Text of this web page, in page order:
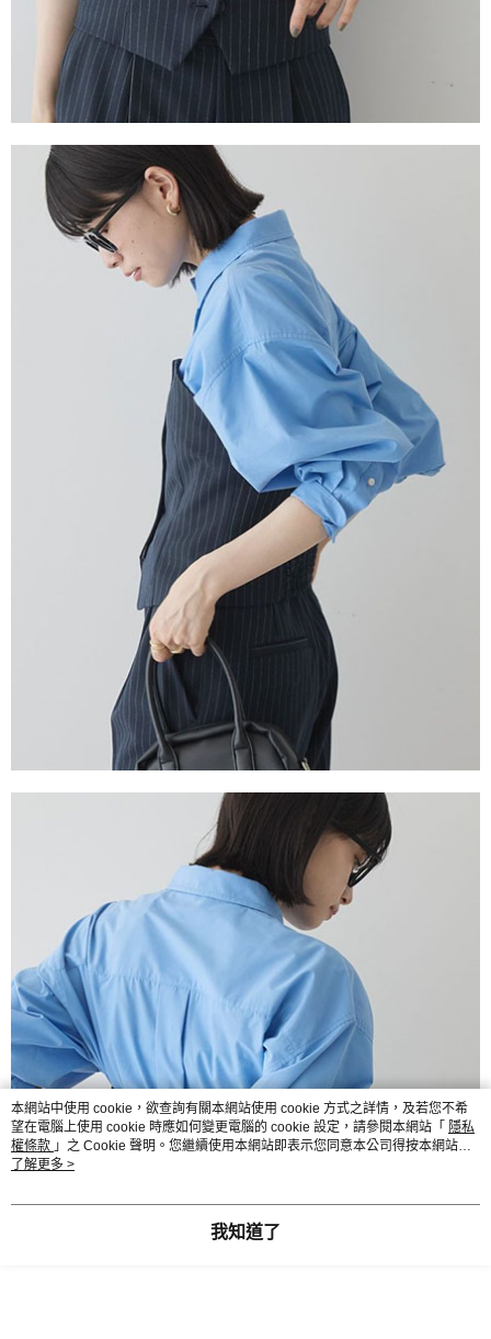
本網站中使用 cookie，欲查詢有關本網站使用 cookie 方式之詳情，及若您不希
望在電腦上使用 cookie 時應如何變更電腦的 cookie 設定，請參閱本網站「 隱私
權條款 」之 Cookie 聲明。您繼續使用本網站即表示您同意本公司得按本網站使
用條款之 Cookie 聲明使用 cookie。
了解更多 >
我知道了